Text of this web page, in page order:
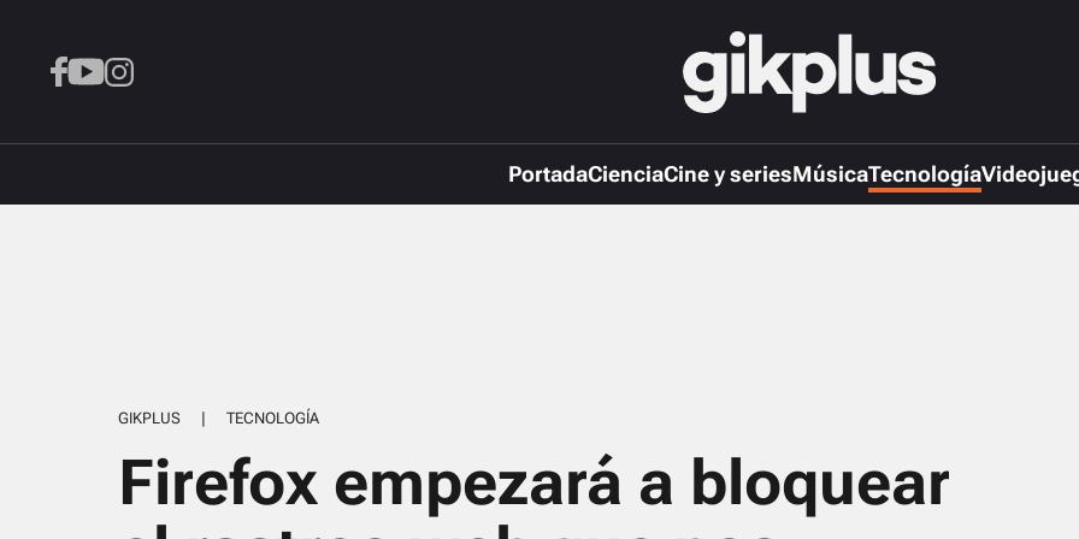
PortadaCienciaCine y seriesMúsicaTecnología
GIKPLUS | TECNOLOGÍA
Firefox empezará a bloquear